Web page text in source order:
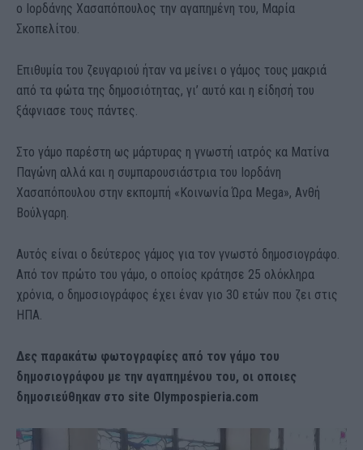
ο Ιορδάνης Χασαπόπουλος την αγαπημένη του, Μαρία
Σκοπελίτου.
Επιθυμία του ζευγαριού ήταν να μείνει ο γάμος τους μακριά
από τα φώτα της δημοσιότητας, γι’ αυτό και η είδησή του
ξάφνιασε τους πάντες.
Στο γάμο παρέστη ως μάρτυρας η γνωστή ιατρός κα Ματίνα
Παγώνη αλλά και η συμπαρουσιάστρια του Ιορδάνη
Χασαπόπουλου στην εκπομπή «Κοινωνία Ώρα Mega», Aνθή
Βούλγαρη.
Αυτός είναι ο δεύτερος γάμος για τον γνωστό δημοσιογράφο.
Από τον πρώτο του γάμο, ο οποίος κράτησε 25 ολόκληρα
χρόνια, ο δημοσιογράφος έχει έναν γιο 30 ετών που ζει στις
ΗΠΑ.
Δες παρακάτω φωτογραφίες από τον γάμο του
δημοσιογράφου με την αγαπημένου του, οι οποιες
δημοσιεύθηκαν στο site Olympospieria.com